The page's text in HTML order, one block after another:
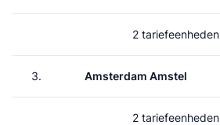
2 tariefeenheden
3. Amsterdam Amstel
2 tariefeenheden